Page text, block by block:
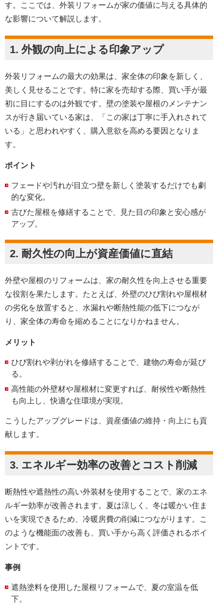
す。ここでは、外装リフォームが家の価値に与える具体的
な影響について解説します。
1. 外観の向上による印象アップ
外装リフォームの最大の効果は、家全体の印象を新しく、
美しく見せることです。特に家を売却する際、買い手が最
初に目にするのは外観です。壁の塗装や屋根のメンテナン
スが行き届いている家は、「この家は丁寧に手入れされて
いる」と思われやすく、購入意欲を高める要因となりま
す。
ポイント
フェードや汚れが目立つ壁を新しく塗装するだけでも劇
的な変化。
古びた屋根を修繕することで、見た目の印象と安心感が
アップ。
2. 耐久性の向上が資産価値に直結
外壁や屋根のリフォームは、家の耐久性を向上させる重要
な役割を果たします。たとえば、外壁のひび割れや屋根材
の劣化を放置すると、水漏れや断熱性能の低下につなが
り、家全体の寿命を縮めることになりかねません。
メリット
ひび割れや剥がれを修繕することで、建物の寿命が延び
る。
高性能の外壁材や屋根材に変更すれば、耐候性や断熱性
も向上し、快適な住環境が実現。
こうしたアップグレードは、資産価値の維持・向上にも貢
献します。
3. エネルギー効率の改善とコスト削減
断熱性や遮熱性の高い外装材を使用することで、家のエネ
ルギー効率が改善されます。夏は涼しく、冬は暖かい住ま
いを実現できるため、冷暖房費の削減につながります。こ
のような機能面の改善も、買い手から高く評価されるポイ
ントです。
事例
遮熱塗料を使用した屋根リフォームで、夏の室温を低
下。